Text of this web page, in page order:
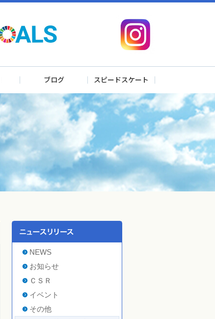
ブログ スピードスケート
NEWS
お知らせ
ＣＳＲ
イベント
その他